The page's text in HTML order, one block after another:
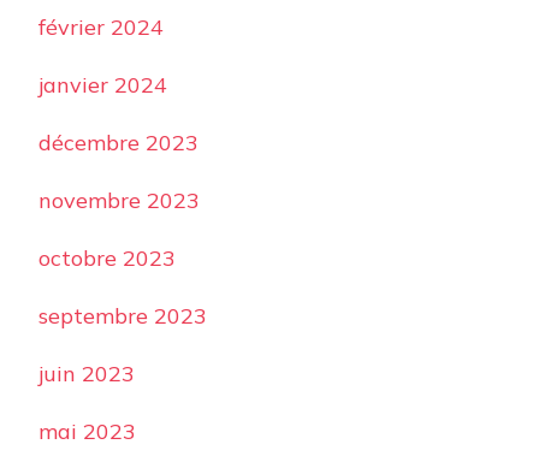
février 2024
janvier 2024
décembre 2023
novembre 2023
octobre 2023
septembre 2023
juin 2023
mai 2023